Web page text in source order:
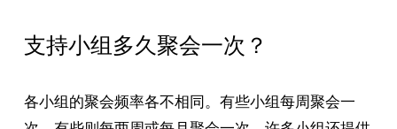
支持小组多久聚会一次？
各小组的聚会频率各不相同。有些小组每周聚会一